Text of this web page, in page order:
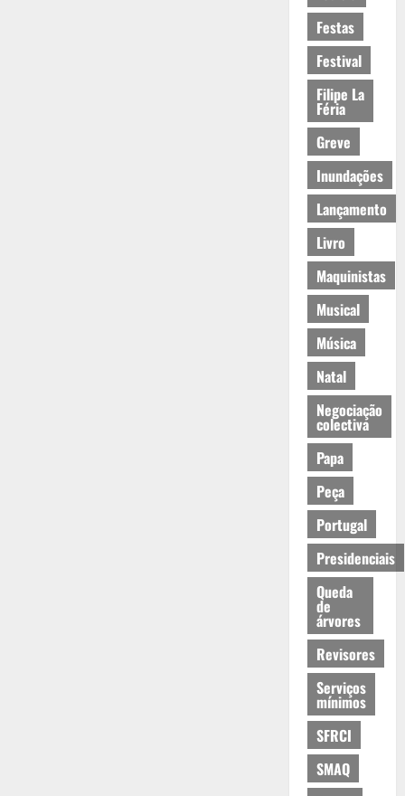
Festas
Festival
Filipe La
Féria
Greve
Inundações
Lançamento
Livro
Maquinistas
Musical
Música
Natal
Negociação
colectiva
Papa
Peça
Portugal
Presidenciais
Queda
de
árvores
Revisores
Serviços
mínimos
SFRCI
SMAQ